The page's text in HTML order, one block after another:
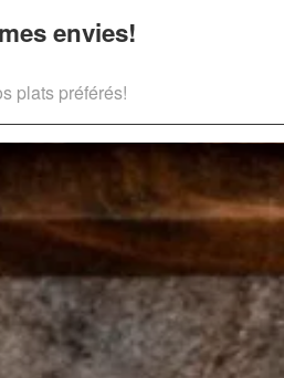
envies!
plats préférés!